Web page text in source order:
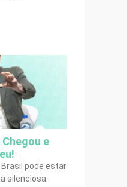
e
pode estar
silenciosa.